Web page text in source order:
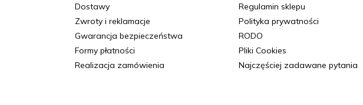
Dostawy
Zwroty i reklamacje
Gwarancja bezpieczeństwa
Formy płatności
Realizacja zamówienia
Regulamin sklepu
Polityka prywatności
RODO
Pliki Cookies
Najczęściej zadawane pytania